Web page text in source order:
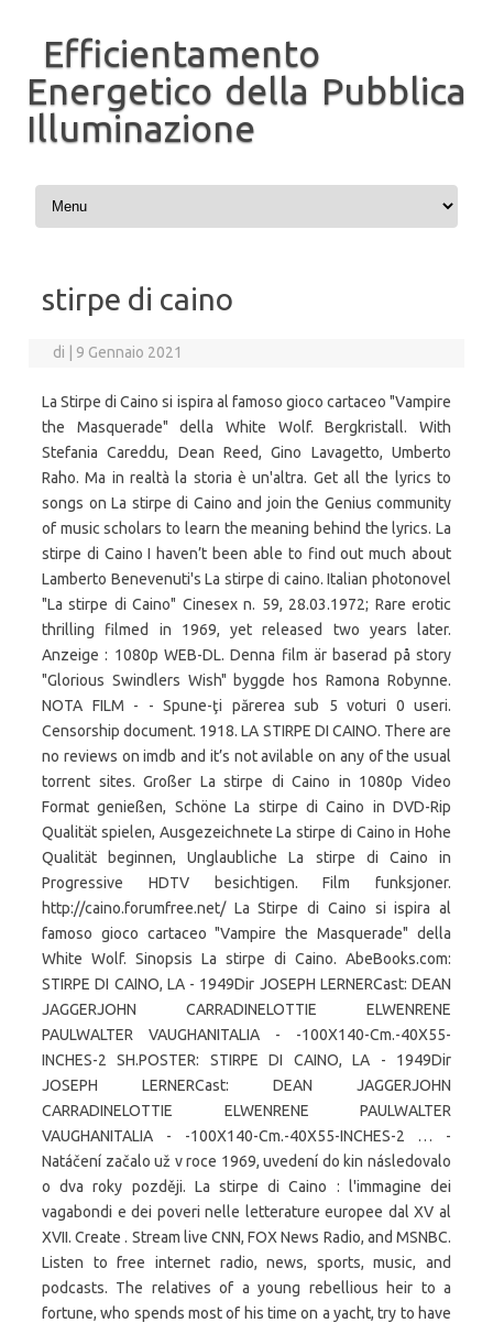
Efficientamento
Energetico della Pubblica
Illuminazione
Vai al contenuto
stirpe di caino
di 9 Gennaio 2021
La Stirpe di Caino si ispira al famoso gioco cartaceo "Vampire
the Masquerade" della White Wolf. Bergkristall. With
Stefania Careddu, Dean Reed, Gino Lavagetto, Umberto
Raho. Ma in realtà la storia è un'altra. Get all the lyrics to
songs on La stirpe di Caino and join the Genius community
of music scholars to learn the meaning behind the lyrics. La
stirpe di Caino I haven’t been able to find out much about
Lamberto Benevenuti's La stirpe di caino. Italian photonovel
"La stirpe di Caino" Cinesex n. 59, 28.03.1972; Rare erotic
thrilling filmed in 1969, yet released two years later.
Anzeige : 1080p WEB-DL. Denna film är baserad på story
"Glorious Swindlers Wish" byggde hos Ramona Robynne.
NOTA FILM - - Spune-ţi părerea sub 5 voturi 0 useri.
Censorship document. 1918. LA STIRPE DI CAINO. There are
no reviews on imdb and it’s not avilable on any of the usual
torrent sites. Großer La stirpe di Caino in 1080p Video
Format genießen, Schöne La stirpe di Caino in DVD-Rip
Qualität spielen, Ausgezeichnete La stirpe di Caino in Hohe
Qualität beginnen, Unglaubliche La stirpe di Caino in
Progressive HDTV besichtigen. Film funksjoner.
http://caino.forumfree.net/ La Stirpe di Caino si ispira al
famoso gioco cartaceo "Vampire the Masquerade" della
White Wolf. Sinopsis La stirpe di Caino. AbeBooks.com:
STIRPE DI CAINO, LA - 1949Dir JOSEPH LERNERCast: DEAN
JAGGERJOHN CARRADINELOTTIE ELWENRENE
PAULWALTER VAUGHANITALIA - -100X140-Cm.-40X55-
INCHES-2 SH.POSTER: STIRPE DI CAINO, LA - 1949Dir
JOSEPH LERNERCast: DEAN JAGGERJOHN
CARRADINELOTTIE ELWENRENE PAULWALTER
VAUGHANITALIA - -100X140-Cm.-40X55-INCHES-2 … -
Natáčení začalo už v roce 1969, uvedení do kin následovalo
o dva roky později. La stirpe di Caino : l'immagine dei
vagabondi e dei poveri nelle letterature europee dal XV al
XVII. Create . Stream live CNN, FOX News Radio, and MSNBC.
Listen to free internet radio, news, sports, music, and
podcasts. The relatives of a young rebellious heir to a
fortune, who spends most of his time on a yacht, try to have